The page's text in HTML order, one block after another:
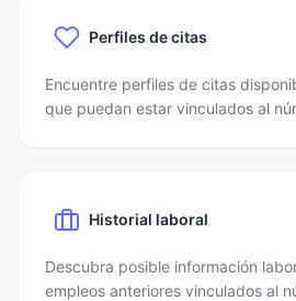
Perfiles de citas
Encuentre perfiles de citas
que puedan estar vinculados al
Historial laboral
Descubra posible información
empleos anteriores vinculados al